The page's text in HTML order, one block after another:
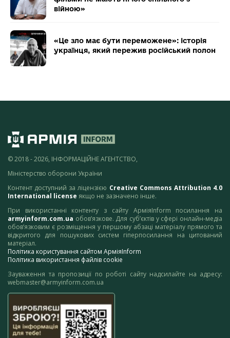
війною»
«Це зло має бути переможене»: історія
українця, який пережив російський полон
© 2018 - 2026, ІНФОРМАЦІЙНЕ АГЕНТСТВО,
Міністерство оборони України
Контент доступний за ліцензією Creative Commons Attribution 4.0
International license якщо не зазначено інше.
При використанні контенту з сайту АрміяInform посилання на
armyinform.com.ua обов’язкове. Для суб’єктів у сфері онлайн-медіа
обов’язковим є розміщення у першому абзаці матеріалу прямого та
відкритого для пошукових систем гіперпосилання на цитований
матеріал.
Політика користування сайтом АрміяInform
Політика використання файлів cookie
Зауваження та пропозиції по роботі сайту надсилайте на адресу:
webmaster@armyinform.com.ua